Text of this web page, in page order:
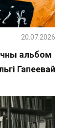
альбом
Гапеевай
20.07.2026